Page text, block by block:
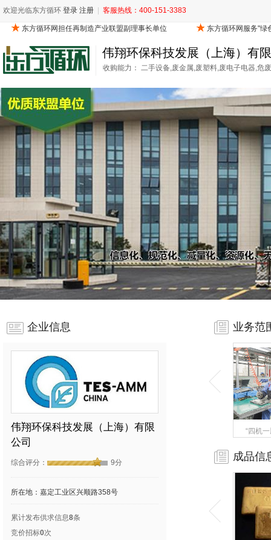
欢迎光临东方循环 登录 注册 客服热线：400-151-3383
伟翔环保科技发展（上海）有
收购能力： 二手设备,废金属,废塑料,废电子电器,危
企业信息
伟翔环保科技发展（上海）有限
公司
综合评分： 9分
所在地：嘉定工业区兴顺路358号
累计发布供求信息8条
竞价招标0次
业务范
“四机
成品信